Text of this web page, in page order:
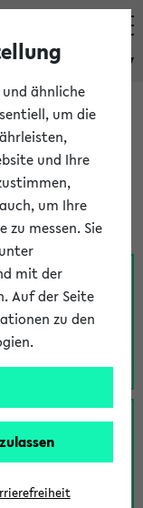
eKVV
am eKVV.
und alle weiteren
zu nutzen,
über Ihr Uni
Sie das
und ähnliche
um die
und Ihre
um Ihre
messen. Sie
mit der
Auf der Seite
zu den